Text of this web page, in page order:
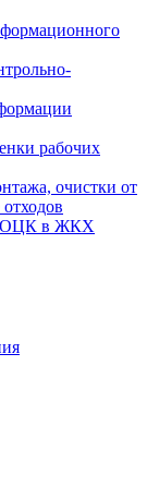
рабочих
очистки от
ОЦК в ЖКХ